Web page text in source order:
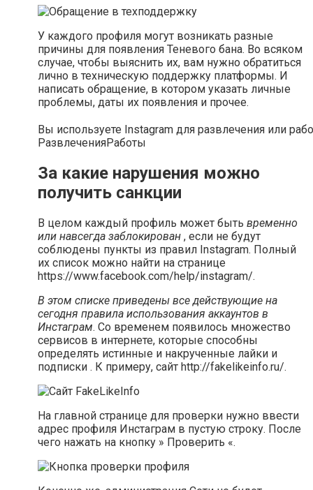
У каждого профиля могут возникать разные
причины для появления Теневого бана. Во всяком
случае, чтобы выяснить их, вам нужно обратиться
лично в техническую поддержку платформы. И
написать обращение, в котором указать личные
проблемы, даты их появления и прочее.
Вы используете Instagram для развлечения или
РазвлеченияРаботы
За какие нарушения можно
получить санкции
В целом каждый профиль может быть временно
или навсегда заблокирован , если не будут
соблюдены пункты из правил Instagram. Полный
их список можно найти на странице
https://www.facebook.com/help/instagram/.
В этом списке приведены все действующие на
сегодня правила использования аккаунтов в
Инстаграм. Со временем появилось множество
сервисов в интернете, которые способны
определять истинные и накрученные лайки и
подписки . К примеру, сайт http://fakelikeinfo.ru/.
На главной странице для проверки нужно ввести
адрес профиля Инстаграм в пустую строку. После
чего нажать на кнопку » Проверить «.